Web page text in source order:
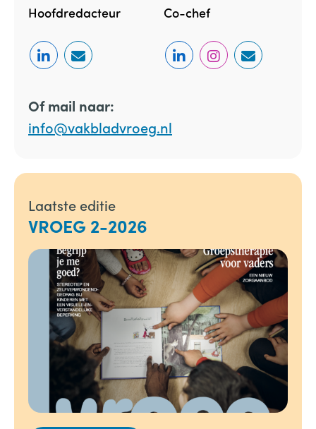
Hoofdredacteur Co-chef
Of mail naar:
info@vakbladvroeg.nl
Laatste editie
VROEG 2-2026